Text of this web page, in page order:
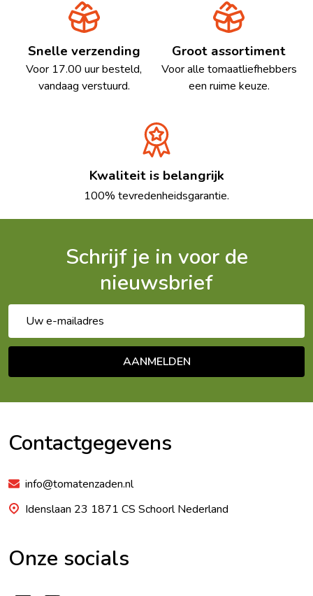
Snelle verzending
Voor 17.00 uur besteld,
vandaag verstuurd.
Groot assortiment
Voor alle tomaatliefhebbers
een ruime keuze.
Kwaliteit is belangrijk
100% tevredenheidsgarantie.
Schrijf je in voor de
nieuwsbrief
mailadres
AANMELDEN
Contactgegevens
info@tomatenzaden.nl
Idenslaan 23 1871 CS Schoorl Nederland
Onze socials